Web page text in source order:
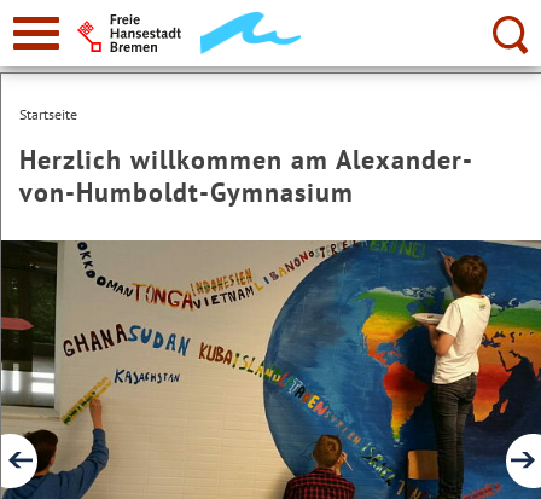
zur
Navigation
Suche:
Startseite
Herzlich willkommen am Alexander-
von-Humboldt-Gymnasium